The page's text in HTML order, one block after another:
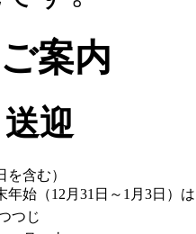
迎
含む）
始（12月31日～1月3日）
つじ